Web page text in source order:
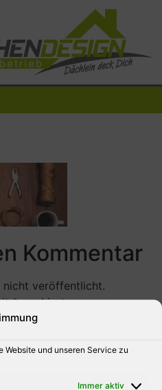
Website und unseren Service zu
Immer aktiv
Kommentar
nicht veröffentlicht.
*markiert